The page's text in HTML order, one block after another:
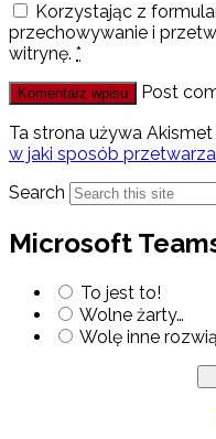
Korzystając z
przechowywanie i
witrynę. *
Post
Ta strona używa
w jaki sposób
Search
Microsoft
To jest to!
Wolne żarty…
Wolę inne